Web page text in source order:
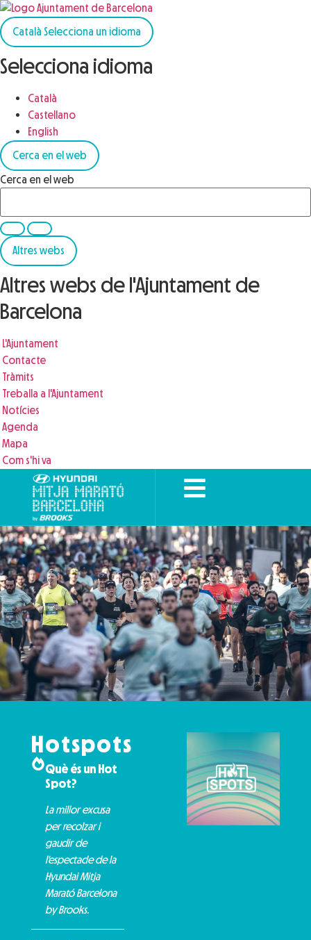
Català Selecciona un idioma
Selecciona idioma
Català
Castellano
English
Cerca en el web
Cerca en el web
Altres webs
Altres webs de l'Ajuntament de
Barcelona
L'Ajuntament
Contacte
Tràmits
Treballa a l'Ajuntament
Notícies
Agenda
Mapa
Com s'hi va
Hotspots
Què és un Hot
Spot?
La millor excusa
per recolzar i
gaudir de
l'espectacle de la
Hyundai Mitja
Marató Barcelona
by Brooks.